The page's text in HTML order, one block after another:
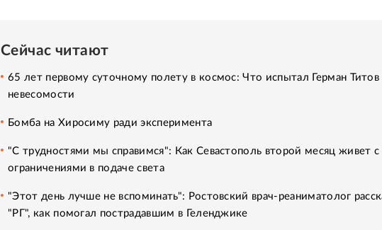
Сейчас читают
65 лет первому суточному полету в космос: Что испытал Герман Титов
невесомости
Бомба на Хиросиму ради эксперимента
"С трудностями мы справимся": Как Севастополь второй месяц живет с
ограничениями в подаче света
"Этот день лучше не вспоминать": Ростовский врач-реаниматолог
"РГ", как помогал пострадавшим в Геленджике